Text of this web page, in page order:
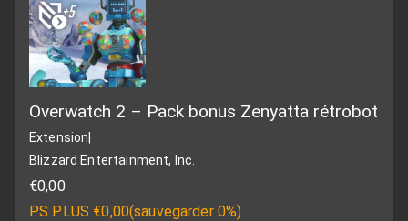
Overwatch 2 – Pack bonus Zenyatta rétrobot
Extension
Blizzard Entertainment, Inc.
€0,00
PS PLUS €0,00(sauvegarder 0%)